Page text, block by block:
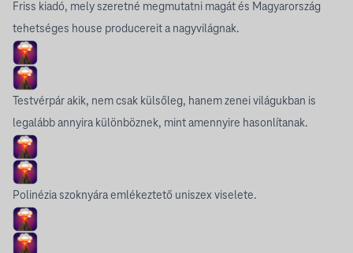
Friss kiadó, mely szeretné megmutatni magát és Magyarország
tehetséges house producereit a nagyvilágnak.
Testvérpár akik, nem csak külsőleg, hanem zenei világukban is
legalább annyira különböznek, mint amennyire hasonlítanak.
Polinézia szoknyára emlékeztető uniszex viselete.